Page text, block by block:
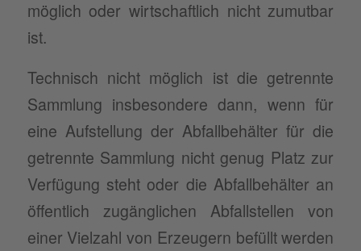
möglich oder wirtschaftlich nicht zumutbar
ist.
Technisch nicht möglich ist die getrennte
Sammlung insbesondere dann, wenn für
eine Aufstellung der Abfallbehälter für die
getrennte Sammlung nicht genug Platz zur
Verfügung steht oder die Abfallbehälter an
öffentlich zugänglichen Abfallstellen von
einer Vielzahl von Erzeugern befüllt werden